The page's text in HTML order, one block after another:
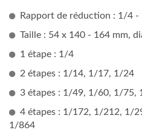
Rapport de réduction : 1/4
Taille : 54 x 140 - 164 mm,
1 étape : 1/4
2 étapes : 1/14, 1/17, 1/24
3 étapes : 1/49, 1/60, 1/75,
4 étapes : 1/172, 1/212, 1/
1/864